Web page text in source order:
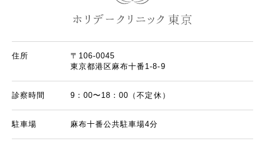
住所
〒106-0045
東京都港区麻布十番1-8-9
診察時間 9：00〜18：00（不定休）
駐車場 麻布十番公共駐車場4分